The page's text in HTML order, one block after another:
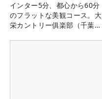
インター5分、都心から60分
のフラットな美観コース。大
栄カントリー俱楽部（千葉